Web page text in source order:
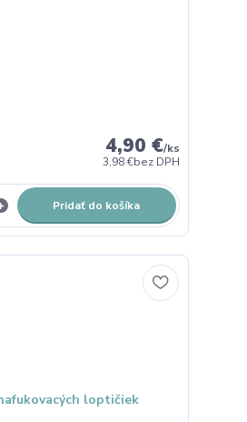
4,90 €/ks
3,98 €bez DPH
Pridať do košíka